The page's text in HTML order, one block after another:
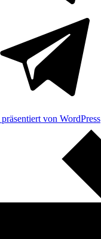
von WordPress